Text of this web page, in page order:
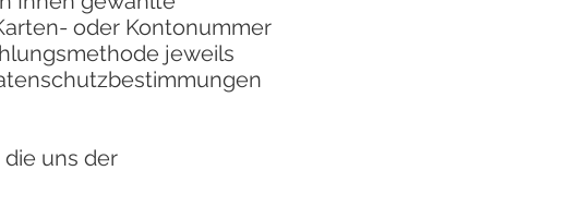
oder Kontonummer
jeweils
uns der